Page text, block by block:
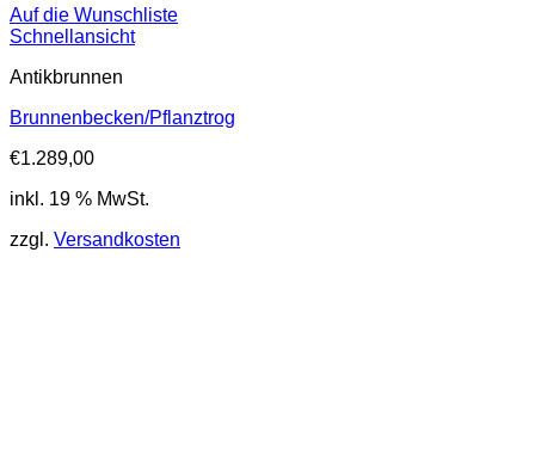
Auf die Wunschliste
Schnellansicht
Antikbrunnen
Brunnenbecken/Pflanztrog
€1.289,00
inkl. 19 % MwSt.
zzgl. Versandkosten